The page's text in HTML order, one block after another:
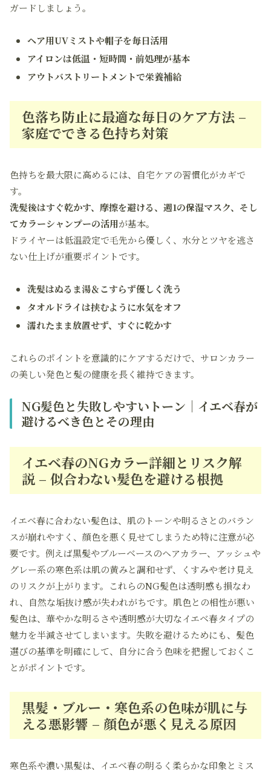
ガードしましょう。
ヘア用UVミストや帽子を毎日活用
アイロンは低温・短時間・前処理が基本
アウトバストリートメントで栄養補給
色落ち防止に最適な毎日のケア方法 –
家庭でできる色持ち対策
色持ちを最大限に高めるには、自宅ケアの習慣化がカギで
す。
洗髪後はすぐ乾かす、摩擦を避ける、週1の保湿マスク、そし
てカラーシャンプーの活用が基本。
ドライヤーは低温設定で毛先から優しく、水分とツヤを逃さ
ない仕上げが重要ポイントです。
洗髪はぬるま湯＆こすらず優しく洗う
タオルドライは挟むように水気をオフ
濡れたまま放置せず、すぐに乾かす
これらのポイントを意識的にケアするだけで、サロンカラー
の美しい発色と髪の健康を長く維持できます。
NG髪色と失敗しやすいトーン｜イエベ春が
避けるべき色とその理由
イエベ春のNGカラー詳細とリスク解
説 – 似合わない髪色を避ける根拠
イエベ春に合わない髪色は、肌のトーンや明るさとのバラン
スが崩れやすく、顔色を悪く見せてしまうため特に注意が必
要です。例えば黒髪やブルーベースのヘアカラー、アッシュや
グレー系の寒色系は肌の黄みと調和せず、くすみや老け見え
のリスクが上がります。これらのNG髪色は透明感も損なわ
れ、自然な垢抜け感が失われがちです。肌色との相性が悪い
髪色は、華やかな明るさや透明感が大切なイエベ春タイプの
魅力を半減させてしまいます。失敗を避けるためにも、髪色
選びの基準を明確にして、自分に合う色味を把握しておくこ
とがポイントです。
黒髪・ブルー・寒色系の色味が肌に与
える悪影響 – 顔色が悪く見える原因
寒色系や濃い黒髪は、イエベ春の明るく柔らかな印象とミス